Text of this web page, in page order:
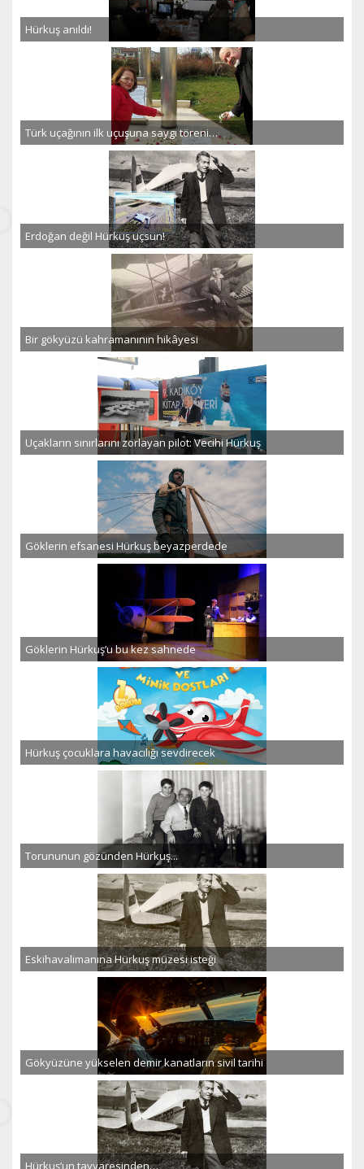
Hürkuş anıldı!
Türk uçağının ilk uçuşuna saygı töreni…
Erdoğan değil Hürkuş uçsun!
Bir gökyüzü kahramanının hikâyesi
Uçakların sınırlarını zorlayan pilot: Vecihi Hürkuş
Göklerin efsanesi Hürkuş beyazperdede
Göklerin Hürkuş’u bu kez sahnede
Hürkuş çocuklara havacılığı sevdirecek
Torununun gözünden Hürkuş...
Eskihavalimanına Hürkuş müzesi isteği
Gökyüzüne yükselen demir kanatların sivil tarihi
Hürkuş’un tayyaresinden…